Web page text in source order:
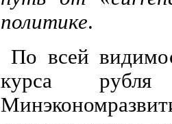
политике.
По всей
курса